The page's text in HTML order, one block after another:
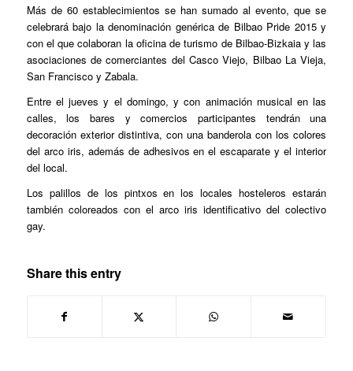
Más de 60 establecimientos se han sumado al evento, que se
celebrará bajo la denominación genérica de Bilbao Pride 2015 y
con el que colaboran la oficina de turismo de Bilbao-Bizkaia y las
asociaciones de comerciantes del Casco Viejo, Bilbao La Vieja,
San Francisco y Zabala.
Entre el jueves y el domingo, y con animación musical en las
calles, los bares y comercios participantes tendrán una
decoración exterior distintiva, con una banderola con los colores
del arco iris, además de adhesivos en el escaparate y el interior
del local.
Los palillos de los pintxos en los locales hosteleros estarán
también coloreados con el arco iris identificativo del colectivo
gay.
Share this entry